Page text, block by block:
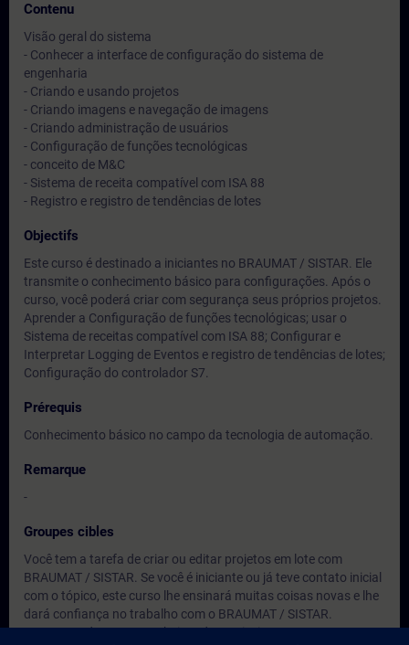
Contenu
Visão geral do sistema
- Conhecer a interface de configuração do sistema de
engenharia
- Criando e usando projetos
- Criando imagens e navegação de imagens
- Criando administração de usuários
- Configuração de funções tecnológicas
- conceito de M&C
- Sistema de receita compatível com ISA 88
- Registro e registro de tendências de lotes
Objectifs
Este curso é destinado a iniciantes no BRAUMAT / SISTAR. Ele
transmite o conhecimento básico para configurações. Após o
curso, você poderá criar com segurança seus próprios projetos.
Aprender a Configuração de funções tecnológicas; usar o
Sistema de receitas compatível com ISA 88; Configurar e
Interpretar Logging de Eventos e registro de tendências de lotes;
Configuração do controlador S7.
Prérequis
Conhecimento básico no campo da tecnologia de automação.
Remarque
-
Groupes cibles
Você tem a tarefa de criar ou editar projetos em lote com
BRAUMAT / SISTAR. Se você é iniciante ou já teve contato inicial
com o tópico, este curso lhe ensinará muitas coisas novas e lhe
dará confiança no trabalho com o BRAUMAT / SISTAR.
•Programadores • Engenheiros de comissionamento •